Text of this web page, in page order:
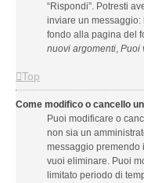
“Rispondi”. Potresti
inviare un
fondo alla pagina del
nuovi argomenti, Puoi
Top
Come modifico o cancello
Puoi modificare o
non sia un
messaggio premendo
vuoi eliminare. Puoi
limitato periodo di